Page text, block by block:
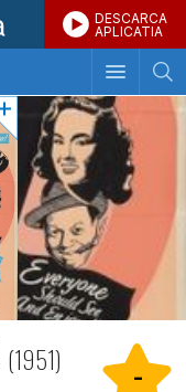
DESCARCA
APLICATIA
(1951)
-